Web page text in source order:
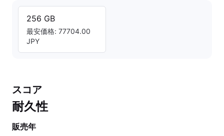
256 GB
最安価格: 77704.00
JPY
スコア
耐久性
販売年